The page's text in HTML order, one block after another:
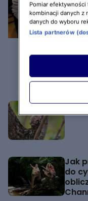
Gwiazdy
Discovery
złożył
Jak
do
Pomiar
kombinacji danych z
danych do wyboru
Lista partnerów